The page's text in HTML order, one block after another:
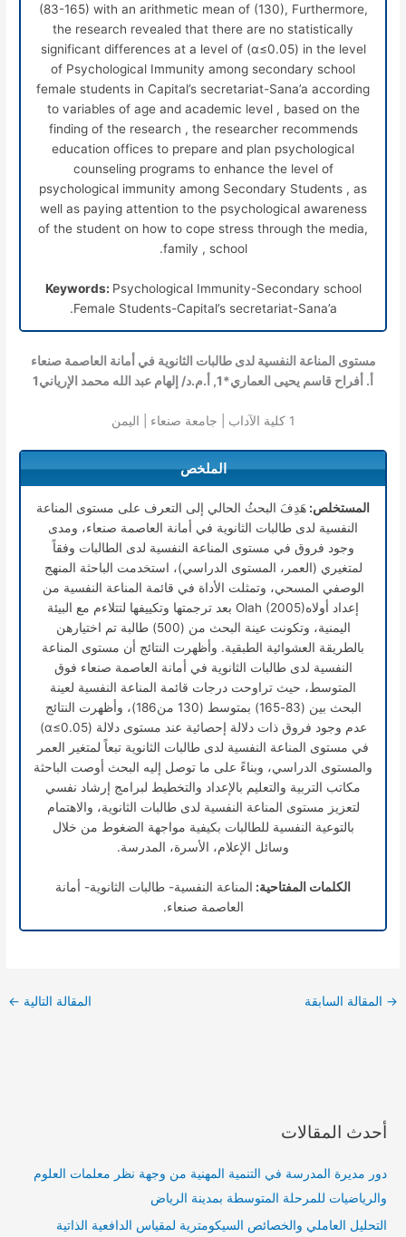
(83-165) with an arithmetic mean of (130), Furthermore,
the research revealed that there are no statistically
significant differences at a level of (α≤0.05) in the level
of Psychological Immunity among secondary school
female students in Capital’s secretariat-Sana’a according
to variables of age and academic level , based on the
finding of the research , the researcher recommends
education offices to prepare and plan psychological
counseling programs to enhance the level of
psychological immunity among Secondary Students , as
well as paying attention to the psychological awareness
of the student on how to cope stress through the media,
family , school.
Keywords: Psychological Immunity-Secondary school
Female Students-Capital’s secretariat-Sana’a.
مستوى المناعة النفسية لدى طالبات الثانوية في أمانة العاصمة صنعاء
أ. أفراح قاسم يحيى العماري*1, أ.م.د/ إلهام عبد الله محمد الإرياني1
1 كلية الآداب | جامعة صنعاء | اليمن
الملخص
المستخلص: هَدِفَ البحثُ الحالي إلى التعرف على مستوى المناعة
النفسية لدى طالبات الثانوية في أمانة العاصمة صنعاء، ومدى
وجود فروق في مستوى المناعة النفسية لدى الطالبات وفقاً
لمتغيري (العمر، المستوى الدراسي)، استخدمت الباحثة المنهج
الوصفي المسحي، وتمثلت الأداة في قائمة المناعة النفسية من
إعداد أولاهOlah (2005) بعد ترجمتها وتكييفها لتتلاءم مع البيئة
اليمنية، وتكونت عينة البحث من (500) طالبة تم اختيارهن
بالطريقة العشوائية الطبقية. وأظهرت النتائج أن مستوى المناعة
النفسية لدى طالبات الثانوية في أمانة العاصمة صنعاء فوق
المتوسط، حيث تراوحت درجات قائمة المناعة النفسية لعينة
البحث بين (83-165) بمتوسط (130 من186)، وأظهرت النتائج
عدم وجود فروق ذات دلالة إحصائية عند مستوى دلالة (
α
≤0.05)
في مستوى المناعة النفسية لدى طالبات الثانوية تبعاً لمتغير العمر
والمستوى الدراسي، وبناءً على ما توصل إليه البحث أوصت الباحثة
مكاتب التربية والتعليم بالإعداد والتخطيط لبرامج إرشاد نفسي
لتعزيز مستوى المناعة النفسية لدى طالبات الثانوية، والاهتمام
بالتوعية النفسية للطالبات بكيفية مواجهة الضغوط من خلال
وسائل الإعلام، الأسرة، المدرسة.
الكلمات المفتاحية: المناعة النفسية- طالبات الثانوية- أمانة
العاصمة صنعاء.
→ المقالة السابقة المقالة التالية ←
أحدث المقالات
دور مديرة المدرسة في التنمية المهنية من وجهة نظر معلمات العلوم
والرياضيات للمرحلة المتوسطة بمدينة الرياض
التحليل العاملي والخصائص السيكومترية لمقياس الدافعية الذاتية